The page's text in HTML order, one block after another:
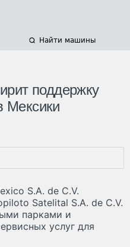
Найти машины
поддержку
Мексики
S.A. de C.V.
Satelital S.A. de C.V.
парками и
услуг для